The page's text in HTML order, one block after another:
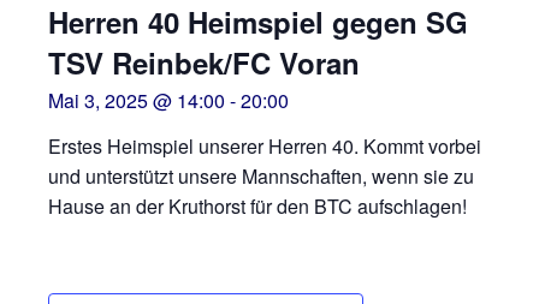
Herren 40 Heimspiel gegen SG
TSV Reinbek/FC Voran
Mai 3, 2025 @ 14:00 -20:00
Erstes Heimspiel unserer Herren 40. Kommt vorbei
und unterstützt unsere Mannschaften, wenn sie zu
Hause an der Kruthorst für den BTC aufschlagen!